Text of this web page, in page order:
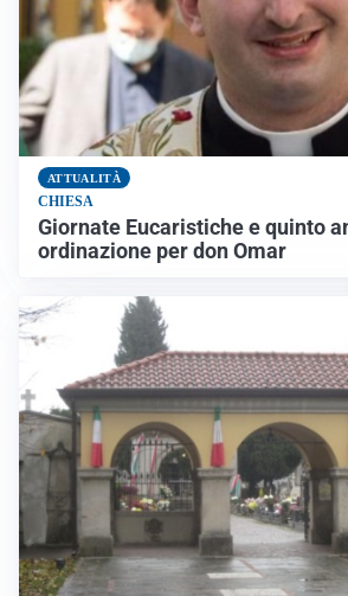
ATTUALITÀ
CHIESA
Giornate Eucaristiche e quinto
ordinazione per don Omar